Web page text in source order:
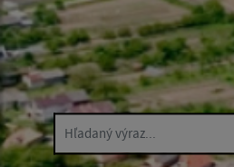
Hľadaný výraz...